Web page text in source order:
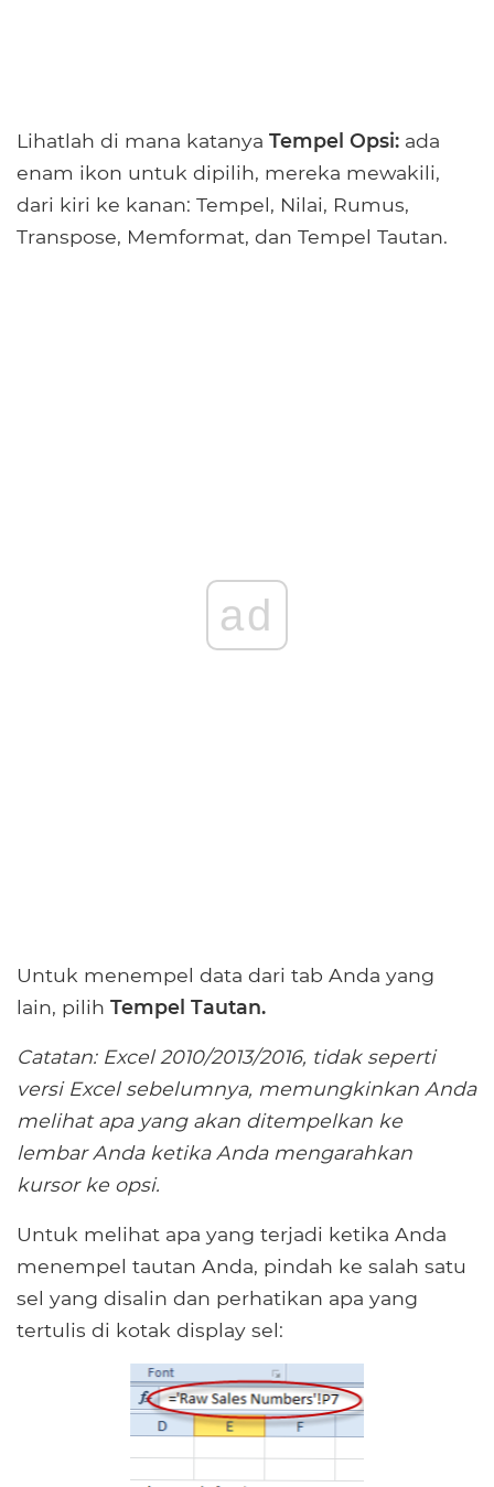
Lihatlah di mana katanya Tempel Opsi: ada
enam ikon untuk dipilih, mereka mewakili,
dari kiri ke kanan: Tempel, Nilai, Rumus,
Transpose, Memformat, dan Tempel Tautan.
ad
Untuk menempel data dari tab Anda yang
lain, pilih Tempel Tautan.
Catatan: Excel 2010/2013/2016, tidak seperti
versi Excel sebelumnya, memungkinkan Anda
melihat apa yang akan ditempelkan ke
lembar Anda ketika Anda mengarahkan
kursor ke opsi.
Untuk melihat apa yang terjadi ketika Anda
menempel tautan Anda, pindah ke salah satu
sel yang disalin dan perhatikan apa yang
tertulis di kotak display sel: